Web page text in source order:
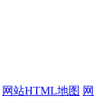
网站HTML地图 网